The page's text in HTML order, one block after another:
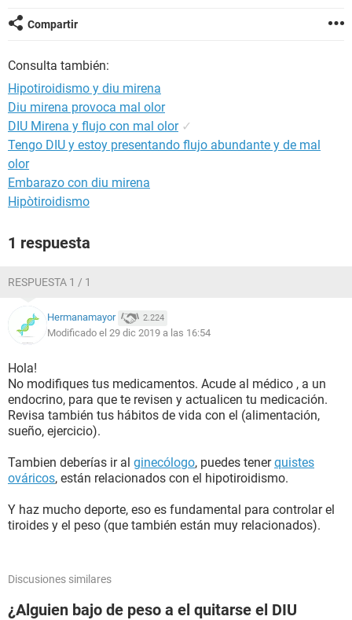
Compartir
Consulta también:
Hipotiroidismo y diu mirena
Diu mirena provoca mal olor
DIU Mirena y flujo con mal olor ✓
Tengo DIU y estoy presentando flujo abundante y de mal
olor
Embarazo con diu mirena
Hipòtiroidismo
1 respuesta
RESPUESTA 1 / 1
Hermanamayor 2.224
Modificado el 29 dic 2019 a las 16:54
Hola!
No modifiques tus medicamentos. Acude al médico , a un
endocrino, para que te revisen y actualicen tu medicación.
Revisa también tus hábitos de vida con el (alimentación,
sueño, ejercicio).
Tambien deberías ir al ginecólogo, puedes tenerquistes
ováricos, están relacionados con el hipotiroidismo.
Y haz mucho deporte, eso es fundamental para controlar el
tiroides y el peso (que también están muy relacionados).
Discusiones similares
¿Alguien bajo de peso a el quitarse el DIU